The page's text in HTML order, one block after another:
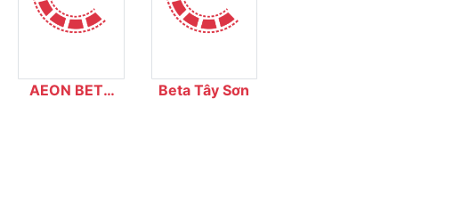
AEON BETA
Beta Tây Sơn